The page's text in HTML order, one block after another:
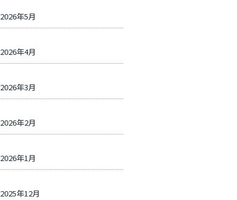
2026年5月
2026年4月
2026年3月
2026年2月
2026年1月
2025年12月